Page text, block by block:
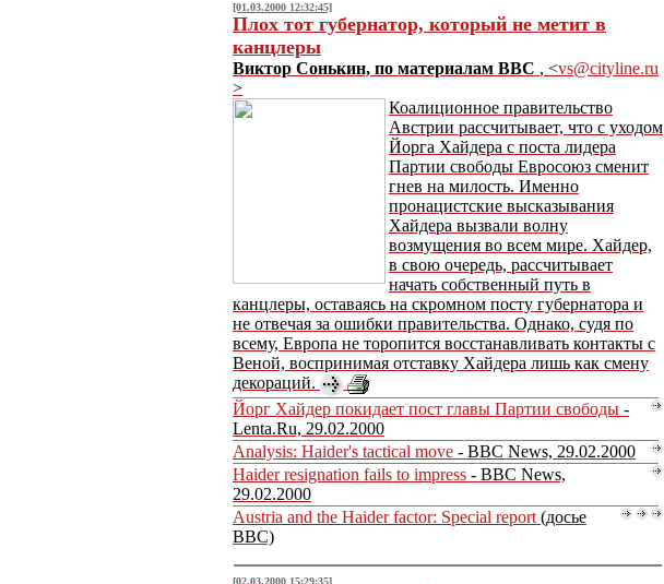
[01.03.2000 12:32:45]
Плох тот губернатор, который не метит в
канцлеры
Виктор Сонькин, по материалам BBC , <vs@cityline.ru
>
Коалиционное правительство
Австрии рассчитывает, что с уходом
Йорга Хайдера с поста лидера
Партии свободы Евросоюз сменит
гнев на милость. Именно
пронацистские высказывания
Хайдера вызвали волну
возмущения во всем мире. Хайдер,
в свою очередь, рассчитывает
начать собственный путь в
канцлеры, оставаясь на скромном посту губернатора и
не отвечая за ошибки правительства. Однако, судя по
всему, Европа не торопится восстанавливать контакты с
Веной, воспринимая отставку Хайдера лишь как смену
декораций.
Йорг Хайдер покидает пост главы Партии свободы -
Lenta.Ru, 29.02.2000
Analysis: Haider's tactical move - BBC News, 29.02.2000
Haider resignation fails to impress - BBC News,
29.02.2000
Austria and the Haider factor: Special report (досье
BBC)
[02.03.2000 15:29:35]